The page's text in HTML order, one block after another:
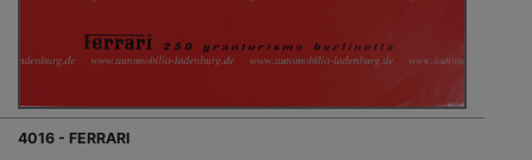
4016 - FERRARI